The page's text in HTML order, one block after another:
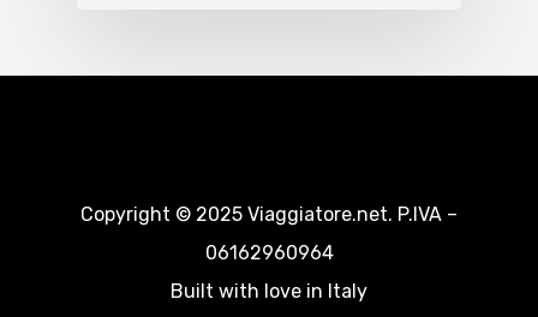
Copyright © 2025 Viaggiatore.net. P.IVA –
06162960964
Built with love in Italy